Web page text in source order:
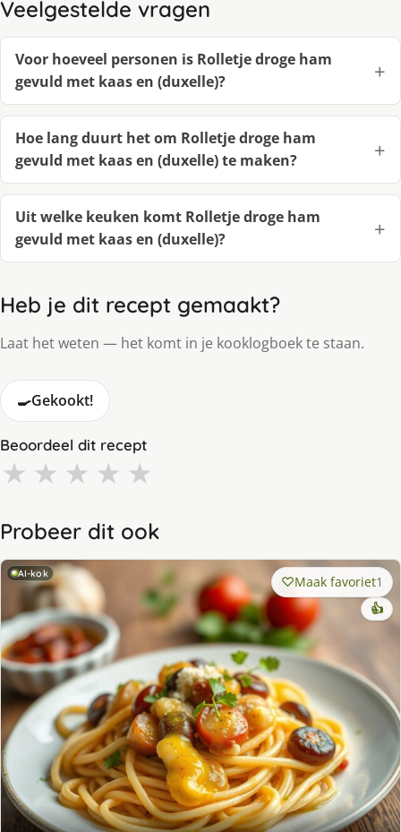
Veelgestelde vragen
Voor hoeveel personen is Rolletje droge ham
gevuld met kaas en (duxelle)?
Hoe lang duurt het om Rolletje droge ham
gevuld met kaas en (duxelle) te maken?
Uit welke keuken komt Rolletje droge ham
gevuld met kaas en (duxelle)?
Heb je dit recept gemaakt?
Laat het weten — het komt in je kooklogboek te staan.
🍳Gekookt!
Beoordeel dit recept
★ ★ ★ ★ ★
Probeer dit ook
AI-kok Maak favoriet1
👍